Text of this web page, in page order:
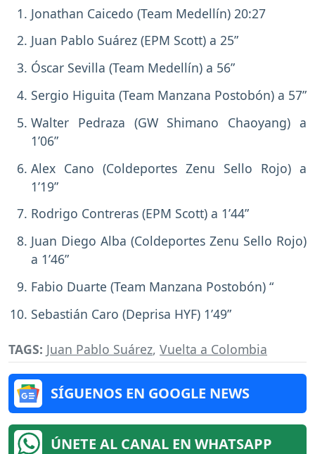
Jonathan Caicedo (Team Medellín) 20:27
Juan Pablo Suárez (EPM Scott) a 25”
Óscar Sevilla (Team Medellín) a 56”
Sergio Higuita (Team Manzana Postobón) a 57”
Walter Pedraza (GW Shimano Chaoyang) a
1’06”
Alex Cano (Coldeportes Zenu Sello Rojo) a
1’19”
Rodrigo Contreras (EPM Scott) a 1’44”
Juan Diego Alba (Coldeportes Zenu Sello Rojo)
a 1’46”
Fabio Duarte (Team Manzana Postobón) “
Sebastián Caro (Deprisa HYF) 1’49”
TAGS: Juan Pablo Suárez, Vuelta a Colombia
SÍGUENOS EN GOOGLE NEWS
ÚNETE AL CANAL EN WHATSAPP